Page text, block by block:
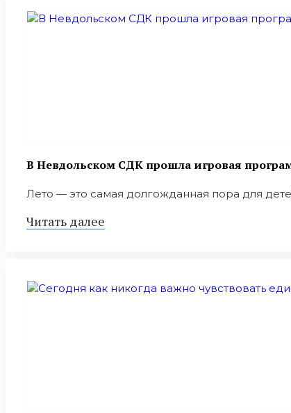
В Невдольском СДК прошла игровая
Лето — это самая долгожданная пора для
Читать далее